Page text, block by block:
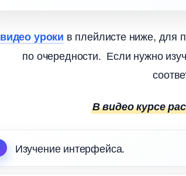
идео уроки плейлисте ниже, для
по очередности. Если нужно
идео курсе
Изучение интерфейса.